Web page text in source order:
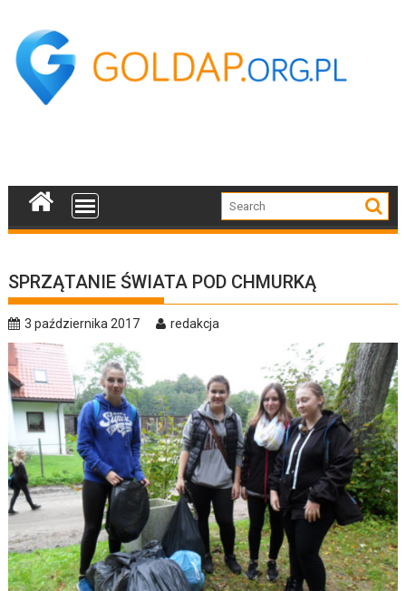
content
SPRZĄTANIE ŚWIATA POD CHMURKĄ
3 października 2017 redakcja